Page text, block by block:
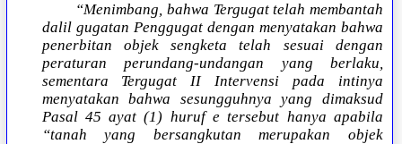
“Menimbang, bahwa Tergugat telah membantah
dalil gugatan Penggugat dengan menyatakan bahwa
penerbitan objek sengketa telah sesuai dengan
peraturan perundang-undangan yang berlaku,
sementara Tergugat II Intervensi pada intinya
menyatakan bahwa sesungguhnya yang dimaksud
Pasal 45 ayat (1) huruf e tersebut hanya apabila
“tanah yang bersangkutan merupakan objek